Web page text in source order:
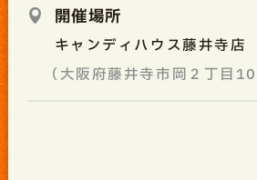
開催場所
キャンディハウス藤井寺店
（大阪府藤井寺市岡２丁目